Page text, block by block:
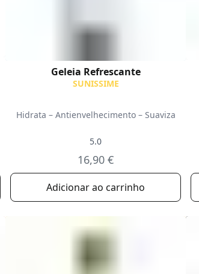
Geleia Refrescante
SUNISSIME
Hidrata – Antienvelhecimento – Suaviza
5.0
16,90 €
Adicionar ao carrinho